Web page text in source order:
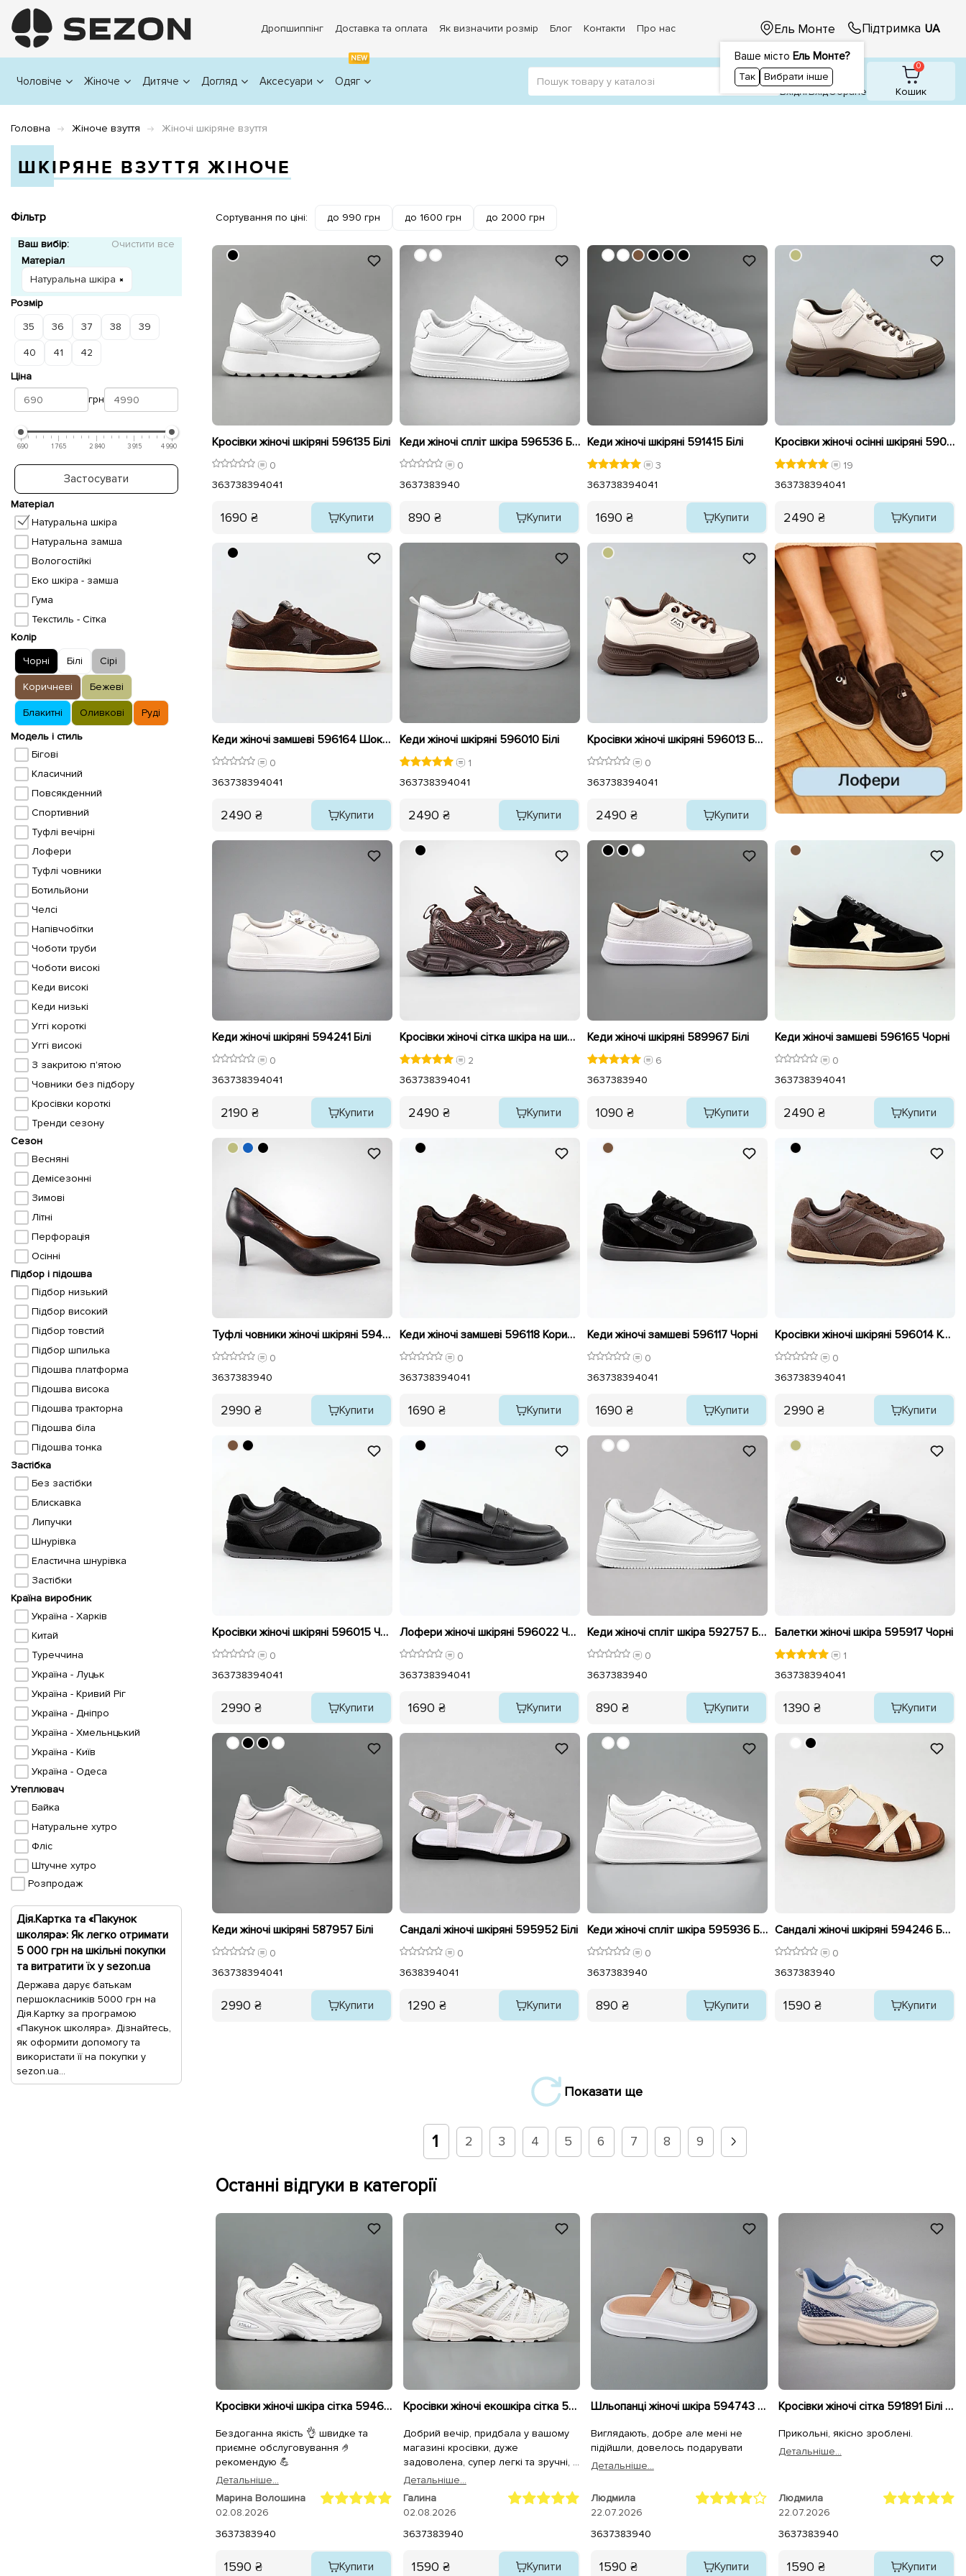
Дропшиппінг Доставка та оплата Як визначити розмір Блог Контакти Про нас Ель Монте
Ваше місто Ель Монте?
Так Вибрати інше
Підтримка UA
Чоловіче Жіноче Дитяче Догляд Аксесуари
NEW
Одяг
1
ВхідніВхiдОбране
0
Кошик
Головна Жіноче взуття Жіночі шкіряне взуття
ШКІРЯНЕ ВЗУТТЯ ЖІНОЧЕ
Фільтр
Ваш вибір:
Очистити все
Матеріал
Натуральна шкіра
Розмір
35
36 37 38 39
40 41
42
Ціна
грн
690 1 765 2 840 3 915 4 990
Застосувати
Матеріал
Натуральна шкіра
Натуральна замша
Вологостійкі
Еко шкіра - замша
Гума
Текстиль - Сітка
Колір
Чорні
Білі Сірі
Коричневі Бежеві
Блакитні Оливкові
Руді
Модель і стиль
Бігові
Класичний
Повсякденний
Спортивний
Туфлі вечірні
Лофери
Туфлі човники
Ботильйони
Челсі
Напівчобітки
Чоботи труби
Чоботи високі
Кеди високі
Кеди низькі
Уггі короткі
Уггі високі
З закритою п'ятою
Човники без підбору
Кросівки короткі
Тренди сезону
Сезон
Весняні
Демісезонні
Зимові
Літні
Перфорація
Осінні
Підбор і підошва
Підбор низький
Підбор високий
Підбор товстий
Підбор шпилька
Підошва платформа
Підошва висока
Підошва тракторна
Підошва біла
Підошва тонка
Застібка
Без застібки
Блискавка
Липучки
Шнурівка
Еластична шнурівка
Застібки
Країна виробник
Україна - Харків
Китай
Туреччина
Україна - Луцьк
Україна - Кривий Ріг
Україна - Дніпро
Україна - Хмельнцький
Україна - Київ
Україна - Одеса
Утеплювач
Байка
Натуральне хутро
Фліс
Штучне хутро
Розпродаж
Дія.Картка та «Пакунок
школяра»: Як легко отримати
5 000 грн на шкільні покупки
та витратити їх у sezon.ua
Держава дарує батькам
першокласників 5000 грн на
Дія.Картку за програмою
«Пакунок школяра». Дізнайтесь,
як оформити допомогу та
використати її на покупки у
sezon.ua...
Сортування по ціні: до 990 грн до 1600 грн до 2000 грн
Кросівки жіночі шкіряні 596135 Білі
0
363738394041
1690 ₴ Купити
Кеди жіночі спліт шкіра 596536 Білі
0
3637383940
890 ₴ Купити
Кеди жіночі шкіряні 591415 Білі
3
363738394041
1690 ₴ Купити
Кросівки жіночі осінні шкіряні 590102 Молочні
19
363738394041
2490 ₴ Купити
Кеди жіночі замшеві 596164 Шоколад
0
363738394041
2490 ₴ Купити
Кеди жіночі шкіряні 596010 Білі
1
363738394041
2490 ₴ Купити
Кросівки жіночі шкіряні 596013 Бежеві
0
363738394041
2490 ₴ Купити
Кеди жіночі шкіряні 594241 Білі
0
363738394041
2190 ₴ Купити
Кросівки жіночі сітка шкіра на широкій підошві 594057 Коричневі
2
363738394041
2490 ₴ Купити
Кеди жіночі шкіряні 589967 Білі
6
3637383940
1090 ₴ Купити
Кеди жіночі замшеві 596165 Чорні
0
363738394041
2490 ₴ Купити
Туфлі човники жіночі шкіряні 594208 Чорні
0
3637383940
2990 ₴ Купити
Кеди жіночі замшеві 596118 Коричневі
0
363738394041
1690 ₴ Купити
Кеди жіночі замшеві 596117 Чорні
0
363738394041
1690 ₴ Купити
Кросівки жіночі шкіряні 596014 Коричневі
0
363738394041
2990 ₴ Купити
Кросівки жіночі шкіряні 596015 Чорні
0
363738394041
2990 ₴ Купити
Лофери жіночі шкіряні 596022 Чорні
0
363738394041
1690 ₴ Купити
Кеди жіночі спліт шкіра 592757 Білі
0
3637383940
890 ₴ Купити
Балетки жіночі шкіра 595917 Чорні
1
363738394041
1390 ₴ Купити
Кеди жіночі шкіряні 587957 Білі
0
363738394041
2990 ₴ Купити
Сандалі жіночі шкіряні 595952 Білі
0
3638394041
1290 ₴ Купити
Кеди жіночі спліт шкіра 595936 Білі
0
3637383940
890 ₴ Купити
Сандалі жіночі шкіряні 594246 Бежеві
0
3637383940
1590 ₴ Купити
Показати ще
1 2 3 4 5 6 7 8 9
Останні відгуки в категорії
Кросівки жіночі шкіра сітка 594681 Білі
Бездоганна якість 👌 швидке та
приємне обслуговування 🤌
рекомендую 💪
Детальнiше...
Марина Волошина
02.08.2026
3637383940
1590 ₴ Купити
Кросівки жіночі екошкіра сітка 595293 Білі
Добрий вечір, придбала у вашому
магазині кросівки, дуже
задоволена, супер легкі та зручні, а
для чоловіка крокси, він теж
задоволений. Дякуємо.
Детальнiше...
Галина
02.08.2026
3637383940
1590 ₴ Купити
Шльопанці жіночі шкіра 594743 Білі
Виглядають, добре але мені не
підійшли, довелось подарувати
Детальнiше...
Людмила
22.07.2026
3637383940
1590 ₴ Купити
Кросівки жіночі сітка 591891 Білі блакитні
Прикольні, якісно зроблені.
Детальнiше...
Людмила
22.07.2026
3637383940
1590 ₴ Купити